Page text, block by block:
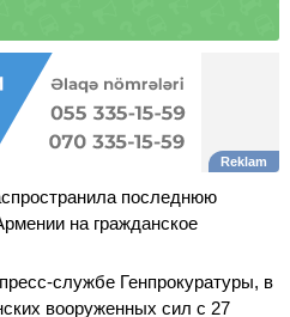
последнюю
на гражданское
службе Генпрокуратуры, в
вооруженных сил с 27